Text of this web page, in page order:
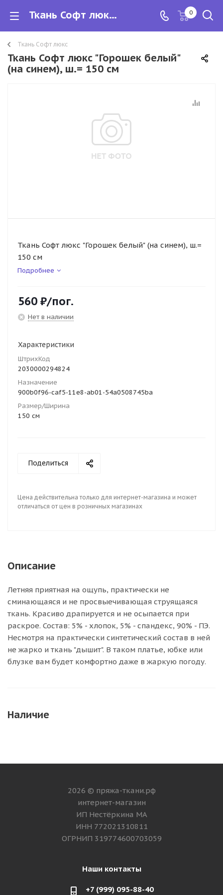
Ткань Софт люкс "Горошек белый" (на синем), ш.= 150 см 0
Ткань Софт люкс
Ткань Софт люкс "Горошек белый"
(на синем), ш.= 150 см
Ткань Софт люкс "Горошек белый" (на синем), ш.=
150 см
Подробнее
560 ₽/пог.
Нет в наличии
Характеристики
ШтрихКод
2030000294824
Назначение
900b0f96-caf5-11e8-ab01-54a0508745ba
Размер/Ширина
150 см
Поделиться
Цена действительна только для интернет-магазина и может
отличаться от цен в розничных магазинах
Описание
Летняя приятная на ощупь, практически не
сминающаяся и не просвыечивающая струящаяся
ткань. Красиво драпируется и не осыпается при
раскрое. Состав: 5% - хлопок, 5% - спандекс, 90% - ПЭ.
Несмотря на практически синтетический состав в ней
не жарко и ткань "дышит". В таком платье, юбке или
блузке вам будет комфортно даже в жаркую погоду.
Наличие
2026 © пряжа-ткани.рф
интернет-магазин
ИП Нестёркина МА
ИНН 772021310811
ОГРНИП 319774600703059
Наши контакты
+7 (999) 095-88-40